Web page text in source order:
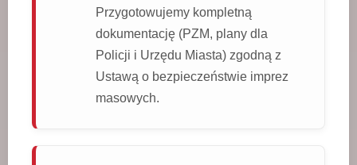
Przygotowujemy kompletną
dokumentację (PZM, plany dla
Policji i Urzędu Miasta) zgodną z
Ustawą o bezpieczeństwie imprez
masowych.